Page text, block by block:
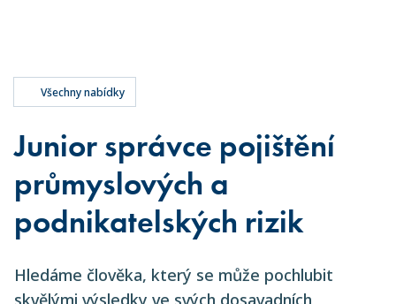
Všechny nabídky
Junior správce pojištění
průmyslových a
podnikatelských rizik
Hledáme člověka, který se může pochlubit
skvělými výsledky ve svých dosavadních